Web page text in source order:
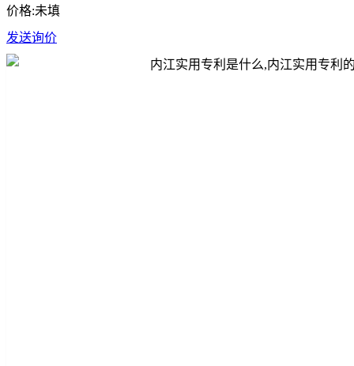
价格:未填
发送询价